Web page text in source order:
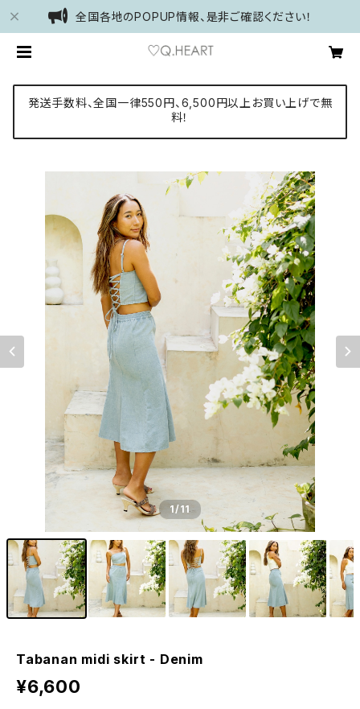
全国各地のPOPUP情報、是非ご確認ください！
発送手数料、全国一律550円、6,500円以上お買い上げで無
料！
1/11
Tabanan midi skirt - Denim
¥6,600